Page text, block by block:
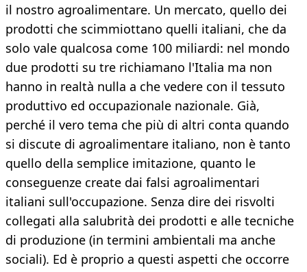
il nostro agroalimentare. Un mercato, quello dei
prodotti che scimmiottano quelli italiani, che da
solo vale qualcosa come 100 miliardi: nel mondo
due prodotti su tre richiamano l'Italia ma non
hanno in realtà nulla a che vedere con il tessuto
produttivo ed occupazionale nazionale. Già,
perché il vero tema che più di altri conta quando
si discute di agroalimentare italiano, non è tanto
quello della semplice imitazione, quanto le
conseguenze create dai falsi agroalimentari
italiani sull'occupazione. Senza dire dei risvolti
collegati alla salubrità dei prodotti e alle tecniche
di produzione (in termini ambientali ma anche
sociali). Ed è proprio a questi aspetti che occorre